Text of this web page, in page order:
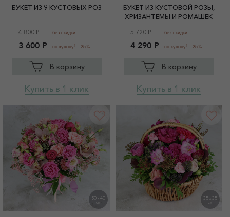
БУКЕТ ИЗ 9 КУСТОВЫХ РОЗ
4 800 Р без скидки
3 600 Р по купону 1 - 25%
В корзину
Купить в 1 клик
БУКЕТ ИЗ КУСТОВОЙ РОЗЫ,
ХРИЗАНТЕМЫ И РОМАШЕК
5 720 Р без скидки
4 290 Р по купону 1 - 25%
В корзину
Купить в 1 клик
50 X 40
СМ
35 X35
СМ